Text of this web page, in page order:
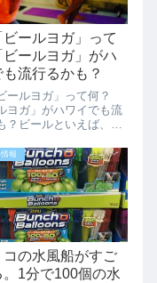
ビールヨガ」って
ビールヨガ」がハ
も流行るかも？
ールヨガ」って何？
ヨガ」がハワイでも流
？ビールといえば、あ
でもそんな「ビール」
の代名詞的と言っても
ガ」の融合が今流行っ
しいのです。この「ビ
ガ」“Be...
報
コの水風船がすご
。1分で100個の水